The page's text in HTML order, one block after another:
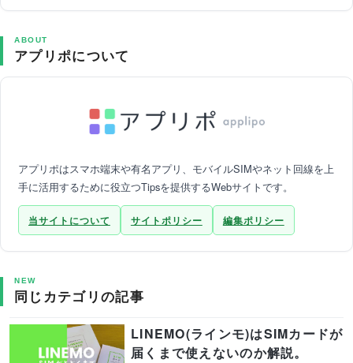
ABOUT
アプリポについて
アプリポはスマホ端末や有名アプリ、モバイルSIMやネット回線を上
手に活用するために役立つTipsを提供するWebサイトです。
当サイトについて サイトポリシー 編集ポリシー
NEW
同じカテゴリの記事
LINEMO(ラインモ)はSIMカードが
届くまで使えないのか解説。